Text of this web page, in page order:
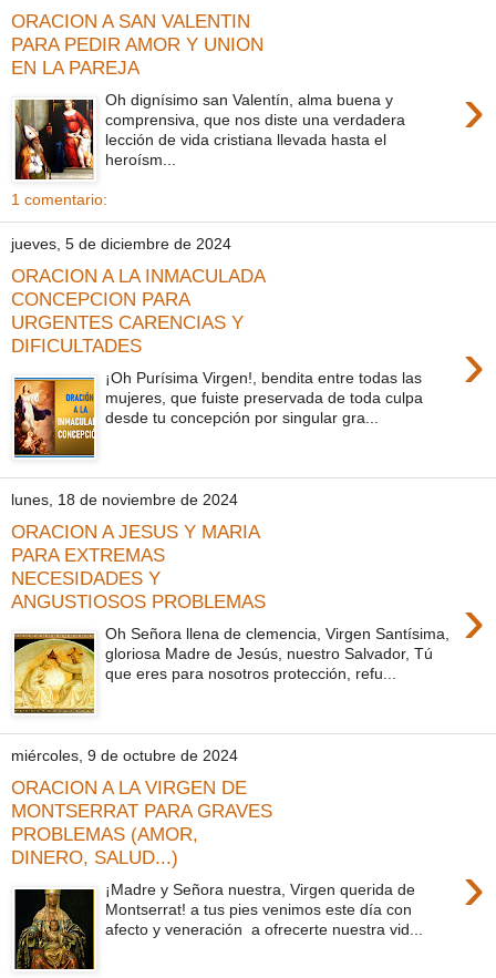
ORACION A SAN VALENTIN
PARA PEDIR AMOR Y UNION
EN LA PAREJA
›
Oh dignísimo san Valentín, alma buena y
comprensiva, que nos diste una verdadera
lección de vida cristiana llevada hasta el
heroísm...
1 comentario:
jueves, 5 de diciembre de 2024
ORACION A LA INMACULADA
CONCEPCION PARA
URGENTES CARENCIAS Y
DIFICULTADES
›
¡Oh Purísima Virgen!, bendita entre todas las
mujeres, que fuiste preservada de toda culpa
desde tu concepción por singular gra...
lunes, 18 de noviembre de 2024
ORACION A JESUS Y MARIA
PARA EXTREMAS
NECESIDADES Y
ANGUSTIOSOS PROBLEMAS
›
Oh Señora llena de clemencia, Virgen Santísima,
gloriosa Madre de Jesús, nuestro Salvador, Tú
que eres para nosotros protección, refu...
miércoles, 9 de octubre de 2024
ORACION A LA VIRGEN DE
MONTSERRAT PARA GRAVES
PROBLEMAS (AMOR,
DINERO, SALUD...)
›
¡Madre y Señora nuestra, Virgen querida de
Montserrat! a tus pies venimos este día con
afecto y veneración a ofrecerte nuestra vid...